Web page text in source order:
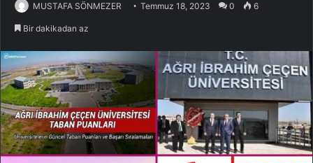
MUSTAFA SÖNMEZER Temmuz 18, 2023 0 6
Bir dakikadan az